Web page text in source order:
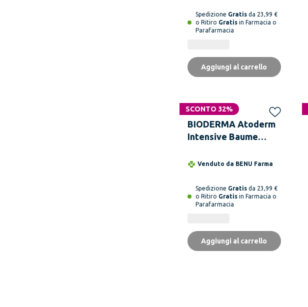
Spedizione Gratis da 23,99 €
o Ritiro Gratis in Farmacia o
Parafarmacia
Aggiungi al carrello
SCONTO 32%
BIODERMA Atoderm
Intensive Baume
Venduto da BENU Farma
Spedizione Gratis da 23,99 €
o Ritiro Gratis in Farmacia o
Parafarmacia
Aggiungi al carrello